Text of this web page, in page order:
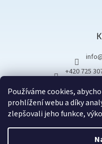
Používáme cookies,
prohlížení webu a díky
zlepšovali jeho funkce,
info
+420 725
Vytvořil Shoptet